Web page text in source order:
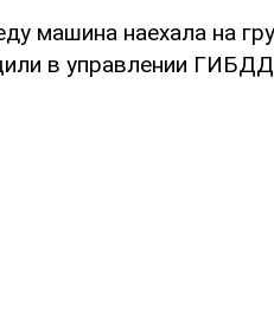
машина наехала на
в управлении ГИБДД